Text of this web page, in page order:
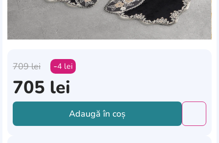
709lei 4 lei
705 lei
Adaugă în coș